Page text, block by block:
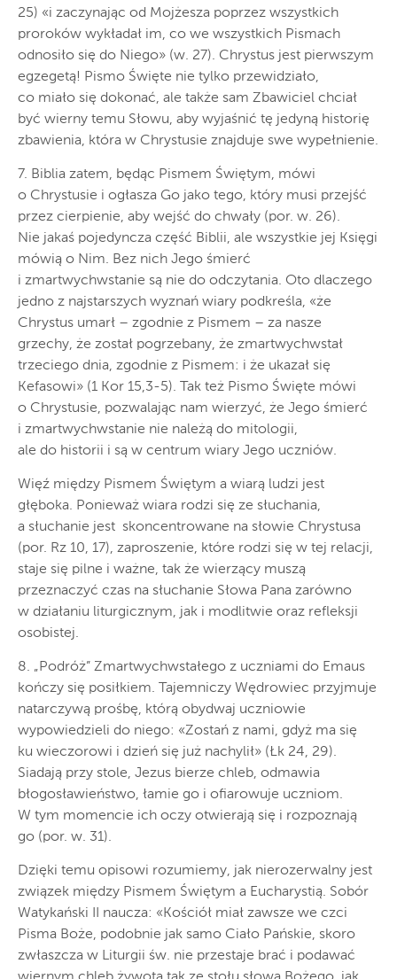
25) «i zaczynając od Mojżesza poprzez wszystkich
proroków wykładał im, co we wszystkich Pismach
odnosiło się do Niego» (w. 27). Chrystus jest pierwszym
egzegetą! Pismo Święte nie tylko przewidziało,
co miało się dokonać, ale także sam Zbawiciel chciał
być wierny temu Słowu, aby wyjaśnić tę jedyną historię
zbawienia, która w Chrystusie znajduje swe wypełnienie.
7. Biblia zatem, będąc Pismem Świętym, mówi
o Chrystusie i ogłasza Go jako tego, który musi przejść
przez cierpienie, aby wejść do chwały (por. w. 26).
Nie jakaś pojedyncza część Biblii, ale wszystkie jej Księgi
mówią o Nim. Bez nich Jego śmierć
i zmartwychwstanie są nie do odczytania. Oto dlaczego
jedno z najstarszych wyznań wiary podkreśla, «że
Chrystus umarł – zgodnie z Pismem – za nasze
grzechy, że został pogrzebany, że zmartwychwstał
trzeciego dnia, zgodnie z Pismem: i że ukazał się
Kefasowi» (1 Kor 15,3-5). Tak też Pismo Święte mówi
o Chrystusie, pozwalając nam wierzyć, że Jego śmierć
i zmartwychwstanie nie należą do mitologii,
ale do historii i są w centrum wiary Jego uczniów.
Więź między Pismem Świętym a wiarą ludzi jest
głęboka. Ponieważ wiara rodzi się ze słuchania,
a słuchanie jest skoncentrowane na słowie Chrystusa
(por. Rz 10, 17), zaproszenie, które rodzi się w tej relacji,
staje się pilne i ważne, tak że wierzący muszą
przeznaczyć czas na słuchanie Słowa Pana zarówno
w działaniu liturgicznym, jak i modlitwie oraz refleksji
osobistej.
8. „Podróż” Zmartwychwstałego z uczniami do Emaus
kończy się posiłkiem. Tajemniczy Wędrowiec przyjmuje
natarczywą prośbę, którą obydwaj uczniowie
wypowiedzieli do niego: «Zostań z nami, gdyż ma się
ku wieczorowi i dzień się już nachylił» (Łk 24, 29).
Siadają przy stole, Jezus bierze chleb, odmawia
błogosławieństwo, łamie go i ofiarowuje uczniom.
W tym momencie ich oczy otwierają się i rozpoznają
go (por. w. 31).
Dzięki temu opisowi rozumiemy, jak nierozerwalny jest
związek między Pismem Świętym a Eucharystią. Sobór
Watykański II naucza: «Kościół miał zawsze we czci
Pisma Boże, podobnie jak samo Ciało Pańskie, skoro
zwłaszcza w Liturgii św. nie przestaje brać i podawać